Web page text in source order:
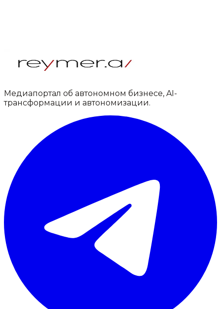
Медиапортал об автономном бизнесе, AI-
трансформации и автономизации.